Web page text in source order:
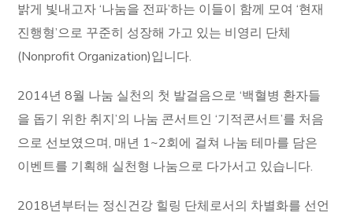
밝게 빛내고자 ‘나눔을 전파’하는 이들이 함께 모여 ‘현재
진행형’으로 꾸준히 성장해 가고 있는 비영리 단체
(Nonprofit Organization)입니다.
2014년 8월 나눔 실천의 첫 발걸음으로 ‘백혈병 환자들
을 돕기 위한 취지’의 나눔 콘서트인 ‘기적콘서트’를 처음
으로 선보였으며, 매년 1~2회에 걸쳐 나눔 테마를 담은
이벤트를 기획해 실천형 나눔으로 다가서고 있습니다.
2018년부터는 정신건강 힐링 단체로서의 차별화를 선언